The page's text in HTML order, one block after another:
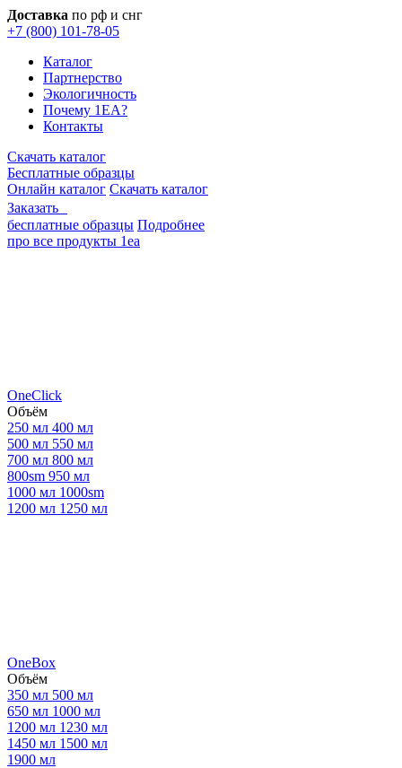
Доставка по рф и снг
+7 (800) 101-78-05
Каталог
Партнерство
Экологичность
Почему 1EA?
Контакты
Скачать каталог
Бесплатные образцы
Онлайн каталог Скачать каталог
Заказать
бесплатные образцы Подробнее
про все продукты 1еа
OneClick
Объём
250 мл 400 мл
500 мл 550 мл
700 мл 800 мл
800sm 950 мл
1000 мл 1000sm
1200 мл 1250 мл
OneBox
Объём
350 мл 500 мл
650 мл 1000 мл
1200 мл 1230 мл
1450 мл 1500 мл
1900 мл